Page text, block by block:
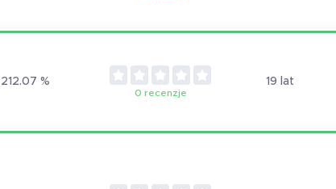
%
0 recenzje
19 lat